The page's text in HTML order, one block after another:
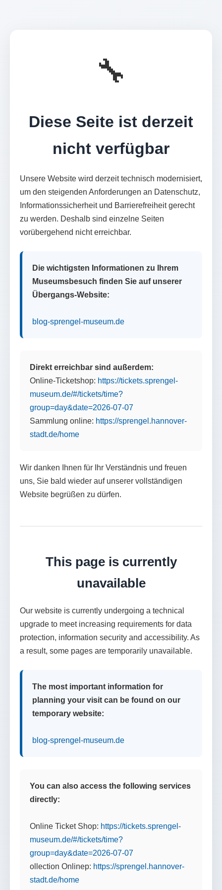
🔧
Diese Seite ist derzeit
nicht verfügbar
Unsere Website wird derzeit technisch modernisiert,
um den steigenden Anforderungen an Datenschutz,
Informationssicherheit und Barrierefreiheit gerecht
zu werden. Deshalb sind einzelne Seiten
vorübergehend nicht erreichbar.
Die wichtigsten Informationen zu Ihrem
Museumsbesuch finden Sie auf unserer
Übergangs-Website:
blog-sprengel-museum.de
Direkt erreichbar sind außerdem:
Online-Ticketshop: https://tickets.sprengel-
museum.de/#/tickets/time?
group=day&date=2026-07-07
Sammlung online: https://sprengel.hannover-
stadt.de/home
Wir danken Ihnen für Ihr Verständnis und freuen
uns, Sie bald wieder auf unserer vollständigen
Website begrüßen zu dürfen.
This page is currently
unavailable
Our website is currently undergoing a technical
upgrade to meet increasing requirements for data
protection, information security and accessibility. As
a result, some pages are temporarily unavailable.
The most important information for
planning your visit can be found on our
temporary website:
blog-sprengel-museum.de
You can also access the following services
directly:
Online Ticket Shop: https://tickets.sprengel-
museum.de/#/tickets/time?
group=day&date=2026-07-07
ollection Onlinep: https://sprengel.hannover-
stadt.de/home